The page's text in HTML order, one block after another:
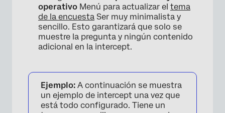
×
operativo Menú para actualizar el tema
de la encuesta Ser muy minimalista y
sencillo. Esto garantizará que solo se
muestre la pregunta y ningún contenido
adicional en la intercept.
Ejemplo: A continuación se muestra
un ejemplo de intercept una vez que
está todo configurado. Tiene un